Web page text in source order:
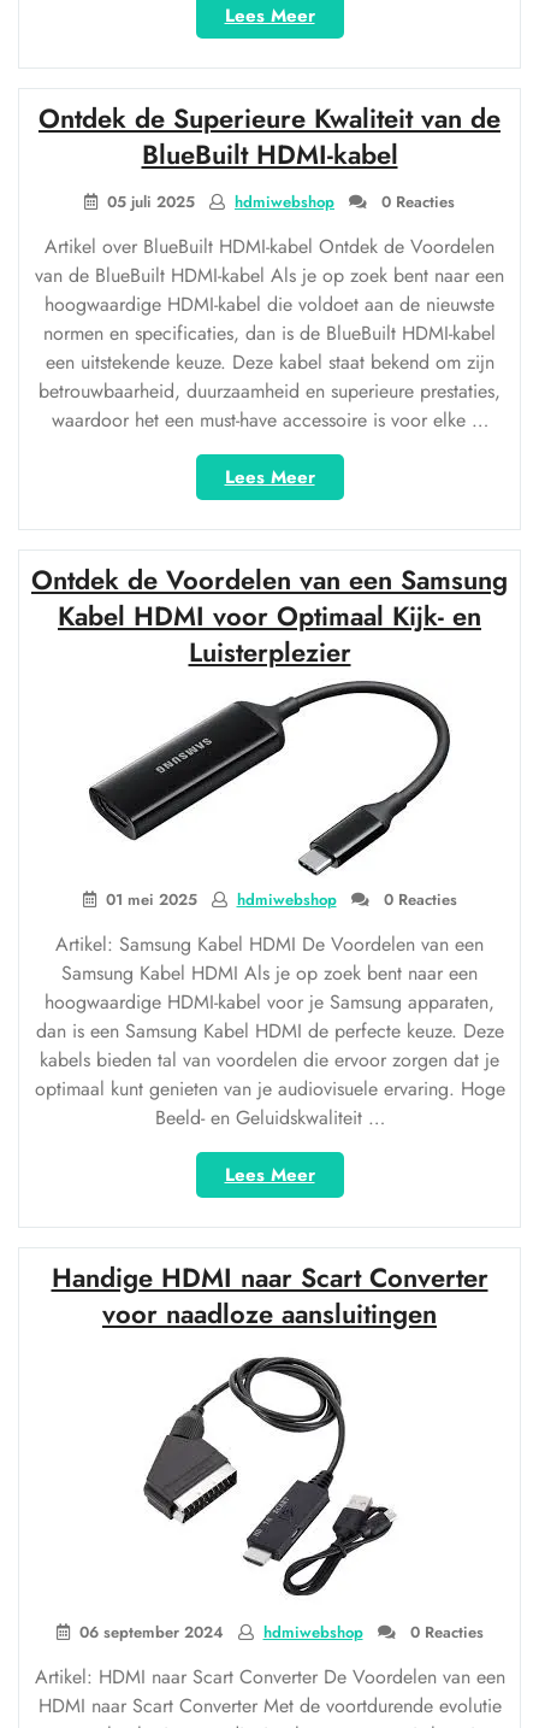
Lees Meer“Ontdek
de
Handige
Mini
USB
HDMI
Kabel
voor
Connectiviteit”
Ontdek de Superieure Kwaliteit van de
BlueBuilt HDMI-kabel
05 juli 2025 hdmiwebshop 0 Reacties
Artikel over BlueBuilt HDMI-kabel Ontdek de Voordelen
van de BlueBuilt HDMI-kabel Als je op zoek bent naar een
hoogwaardige HDMI-kabel die voldoet aan de nieuwste
normen en specificaties, dan is de BlueBuilt HDMI-kabel
een uitstekende keuze. Deze kabel staat bekend om zijn
betrouwbaarheid, duurzaamheid en superieure prestaties,
waardoor het een must-have accessoire is voor elke …
Lees Meer“Ontdek
de
Superieure
Kwaliteit
van
de
BlueBuilt
HDMI-
kabel”
Ontdek de Voordelen van een Samsung
Kabel HDMI voor Optimaal Kijk- en
Luisterplezier
01 mei 2025 hdmiwebshop 0 Reacties
Artikel: Samsung Kabel HDMI De Voordelen van een
Samsung Kabel HDMI Als je op zoek bent naar een
hoogwaardige HDMI-kabel voor je Samsung apparaten,
dan is een Samsung Kabel HDMI de perfecte keuze. Deze
kabels bieden tal van voordelen die ervoor zorgen dat je
optimaal kunt genieten van je audiovisuele ervaring. Hoge
Beeld- en Geluidskwaliteit …
Lees Meer“Ontdek
de
Voordelen
van
een
Samsung
Kabel
HDMI
voor
Optimaal
Kijk-
en
Luisterplezier”
Handige HDMI naar Scart Converter
voor naadloze aansluitingen
06 september 2024 hdmiwebshop 0 Reacties
Artikel: HDMI naar Scart Converter De Voordelen van een
HDMI naar Scart Converter Met de voortdurende evolutie